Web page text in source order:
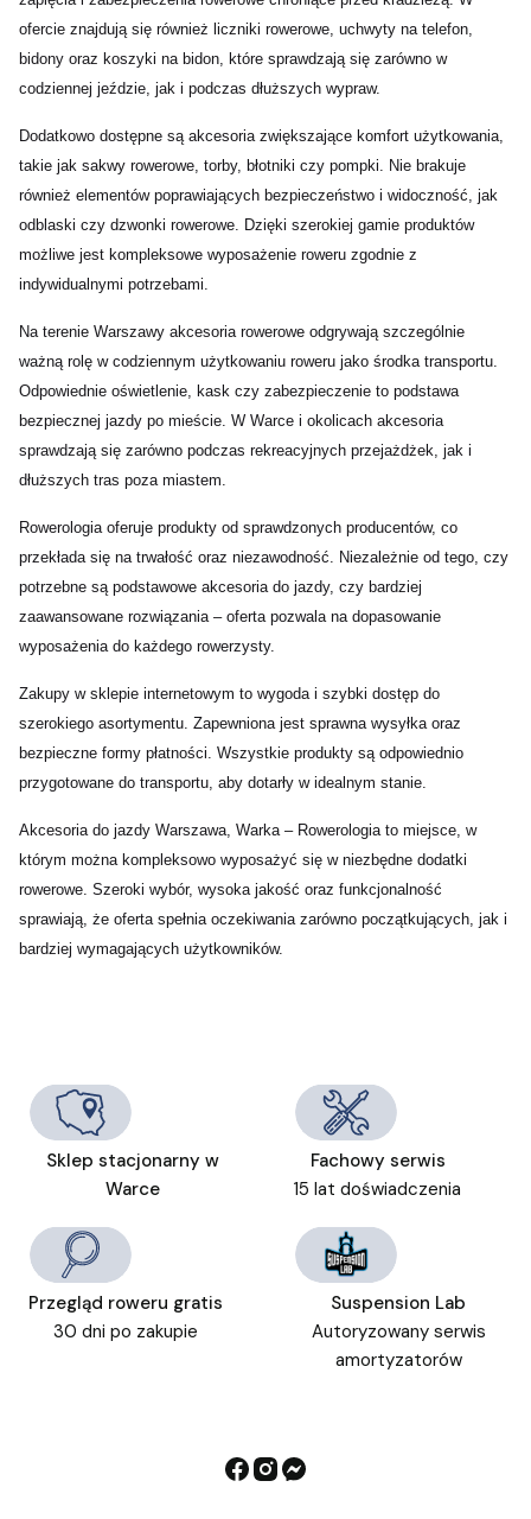
ofercie znajdują się również liczniki rowerowe, uchwyty na telefon,
bidony oraz koszyki na bidon, które sprawdzają się zarówno w
codziennej jeździe, jak i podczas dłuższych wypraw.
Dodatkowo dostępne są akcesoria zwiększające komfort użytkowania,
takie jak sakwy rowerowe, torby, błotniki czy pompki. Nie brakuje
również elementów poprawiających bezpieczeństwo i widoczność, jak
odblaski czy dzwonki rowerowe. Dzięki szerokiej gamie produktów
możliwe jest kompleksowe wyposażenie roweru zgodnie z
indywidualnymi potrzebami.
Na terenie Warszawy akcesoria rowerowe odgrywają szczególnie
ważną rolę w codziennym użytkowaniu roweru jako środka transportu.
Odpowiednie oświetlenie, kask czy zabezpieczenie to podstawa
bezpiecznej jazdy po mieście. W Warce i okolicach akcesoria
sprawdzają się zarówno podczas rekreacyjnych przejażdżek, jak i
dłuższych tras poza miastem.
Rowerologia oferuje produkty od sprawdzonych producentów, co
przekłada się na trwałość oraz niezawodność. Niezależnie od tego, czy
potrzebne są podstawowe akcesoria do jazdy, czy bardziej
zaawansowane rozwiązania – oferta pozwala na dopasowanie
wyposażenia do każdego rowerzysty.
Zakupy w sklepie internetowym to wygoda i szybki dostęp do
szerokiego asortymentu. Zapewniona jest sprawna wysyłka oraz
bezpieczne formy płatności. Wszystkie produkty są odpowiednio
przygotowane do transportu, aby dotarły w idealnym stanie.
Akcesoria do jazdy Warszawa, Warka – Rowerologia to miejsce, w
którym można kompleksowo wyposażyć się w niezbędne dodatki
rowerowe. Szeroki wybór, wysoka jakość oraz funkcjonalność
sprawiają, że oferta spełnia oczekiwania zarówno początkujących, jak i
bardziej wymagających użytkowników.
Sklep stacjonarny w
Warce
Fachowy serwis
15 lat doświadczenia
Przegląd roweru gratis
30 dni po zakupie
Suspension Lab
Autoryzowany serwis
amortyzatorów